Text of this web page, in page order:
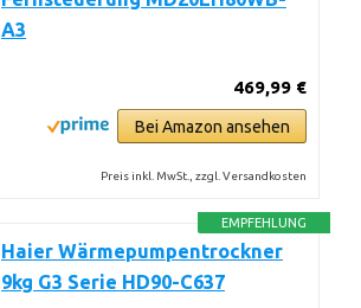
A3
469,99 €
Bei Amazon ansehen
Preis inkl. MwSt., zzgl. Versandkosten
EMPFEHLUNG
Haier Wärmepumpentrockner
9kg G3 Serie HD90-C637